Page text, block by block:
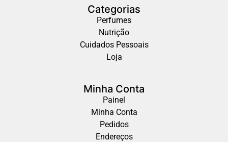
Categorias
Perfumes
Nutrição
Cuidados Pessoais
Loja
Minha Conta
Painel
Minha Conta
Pedidos
Endereços